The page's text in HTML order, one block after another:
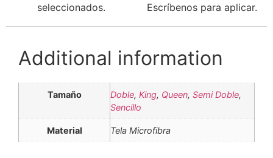
seleccionados.
Escríbenos para aplicar.
Additional information
Tamaño Doble, King, Queen, Semi Doble,
Sencillo
Material Tela Microfibra